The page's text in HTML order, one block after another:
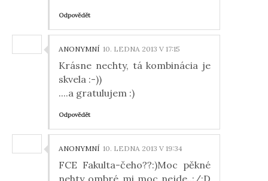
Odpovědět
ANONYMNÍ 10. LEDNA 2013 V 17:15
Krásne nechty, tá kombinácia je
skvela :-))
....a gratulujem :)
Odpovědět
ANONYMNÍ 10. LEDNA 2013 V 19:34
FCE Fakulta-čeho??:)Moc pěkné
nehty ombré mi moc nejde..:/:D